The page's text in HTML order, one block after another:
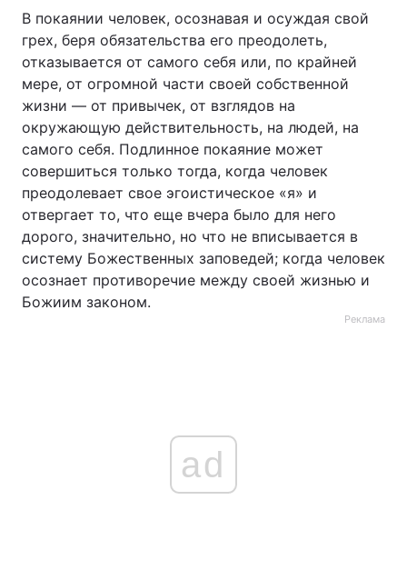
В покаянии человек, осознавая и осуждая свой
грех, беря обязательства его преодолеть,
отказывается от самого себя или, по крайней
мере, от огромной части своей собственной
жизни — от привычек, от взглядов на
окружающую действительность, на людей, на
самого себя. Подлинное покаяние может
совершиться только тогда, когда человек
преодолевает свое эгоистическое «я» и
отвергает то, что еще вчера было для него
дорого, значительно, но что не вписывается в
систему Божественных заповедей; когда человек
осознает противоречие между своей жизнью и
Божиим законом.
Реклама
ad